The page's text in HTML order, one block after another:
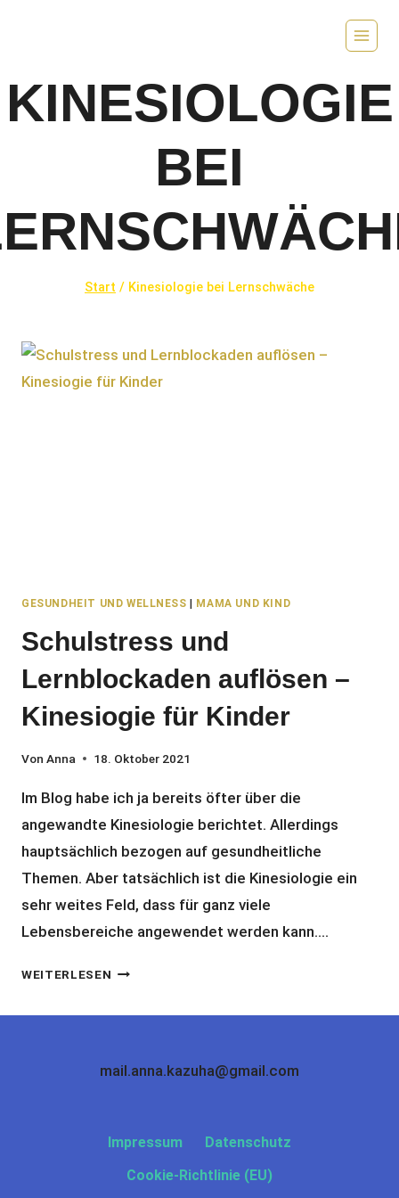
KINESIOLOGIE
BEI
Start / Kinesiologie bei Lernschwäche
GESUNDHEIT UND WELLNESS | MAMA UND KIND
Schulstress und
Lernblockaden auflösen –
Kinesiogie für Kinder
Von Anna 18. Oktober 2021
Im Blog habe ich ja bereits öfter über die
angewandte Kinesiologie berichtet. Allerdings
hauptsächlich bezogen auf gesundheitliche
Themen. Aber tatsächlich ist die Kinesiologie ein
sehr weites Feld, dass für ganz viele
Lebensbereiche angewendet werden kann….
WEITERLESEN SCHULSTRESS
LERNBLOCKADEN
KINESIOGIE
mail.anna.kazuha@gmail.com
Impressum
Datenschutz
Cookie-Richtlinie (EU)